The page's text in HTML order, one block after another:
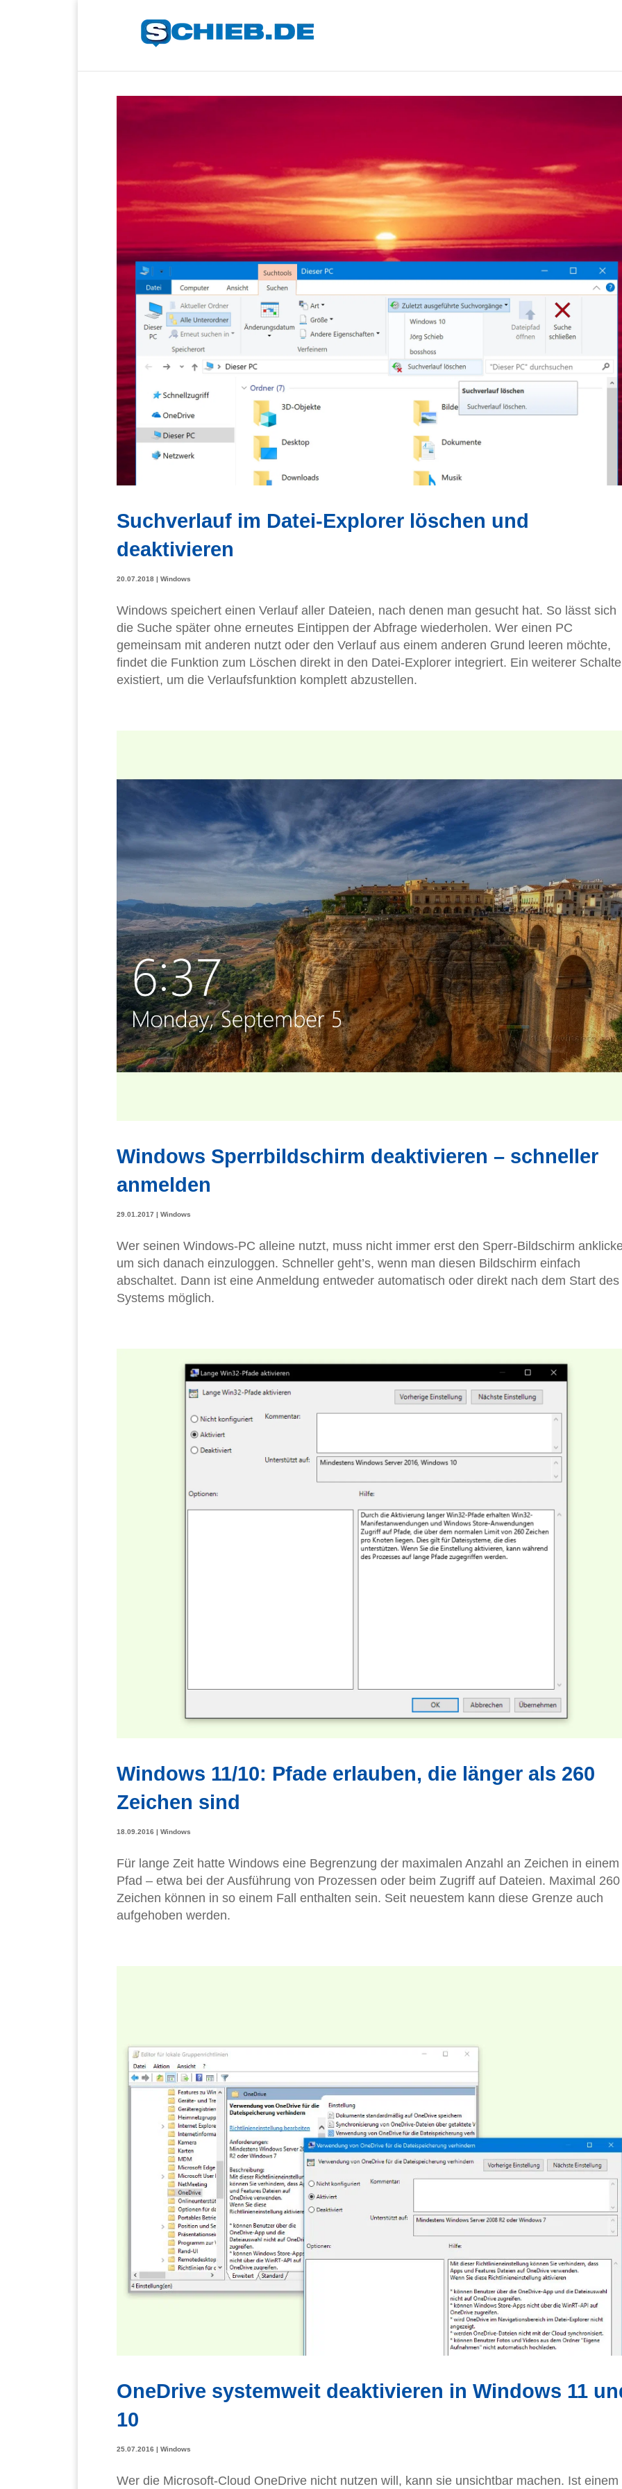
Suchverlauf im Datei-Explorer löschen und
deaktivieren
20.07.2018 | Windows
Windows speichert einen Verlauf aller Dateien, nach denen man gesucht hat. So lässt sich
die Suche später ohne erneutes Eintippen der Abfrage wiederholen. Wer einen PC
gemeinsam mit anderen nutzt oder den Verlauf aus einem anderen Grund leeren möchte,
findet die Funktion zum Löschen direkt in den Datei-Explorer integriert. Ein weiterer
existiert, um die Verlaufsfunktion komplett abzustellen.
Windows Sperrbildschirm deaktivieren – schneller
anmelden
29.01.2017 | Windows
Wer seinen Windows-PC alleine nutzt, muss nicht immer erst den Sperr-Bildschirm
um sich danach einzuloggen. Schneller geht’s, wenn man diesen Bildschirm einfach
abschaltet. Dann ist eine Anmeldung entweder automatisch oder direkt nach dem Start des
Systems möglich.
Windows 11/10: Pfade erlauben, die länger als 260
Zeichen sind
18.09.2016 | Windows
Für lange Zeit hatte Windows eine Begrenzung der maximalen Anzahl an Zeichen in einem
Pfad – etwa bei der Ausführung von Prozessen oder beim Zugriff auf Dateien. Maximal 260
Zeichen können in so einem Fall enthalten sein. Seit neuestem kann diese Grenze auch
aufgehoben werden.
OneDrive systemweit deaktivieren in Windows 11
10
25.07.2016 | Windows
Wer die Microsoft-Cloud OneDrive nicht nutzen will, kann sie unsichtbar machen. Ist einem